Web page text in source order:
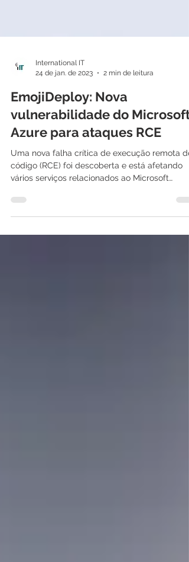
24 de jan. de 2023
2 min de leitura
EmojiDeploy: Nova
vulnerabilidade do Microsoft
Azure para ataques RCE
Uma nova falha crítica de execução remota de
vários serviços relacionados ao Microsoft